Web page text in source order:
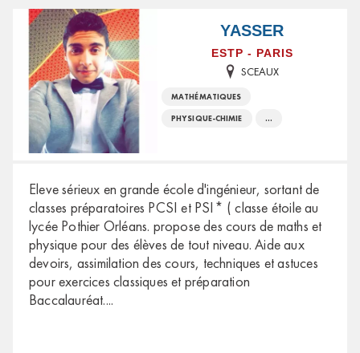
YASSER
ESTP - PARIS
SCEAUX
MATHÉMATIQUES
PHYSIQUE-CHIMIE ...
Eleve sérieux en grande école d'ingénieur, sortant de
classes préparatoires PCSI et PSI* ( classe étoile au
lycée Pothier Orléans. propose des cours de maths et
physique pour des élèves de tout niveau. Aide aux
devoirs, assimilation des cours, techniques et astuces
pour exercices classiques et préparation
Baccalauréat....